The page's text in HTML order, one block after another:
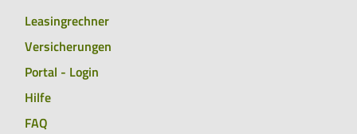
Leasingrechner
Versicherungen
Portal - Login
Hilfe
FAQ